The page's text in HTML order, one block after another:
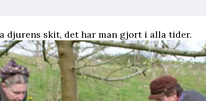
djurens skit, det har man gjort i alla tider.